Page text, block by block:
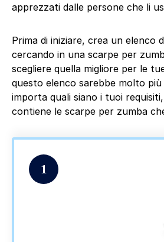
apprezzati dalle persone che li
Prima di iniziare, crea un elenco
cercando in una scarpe per
scegliere quella migliore per le
questo elenco sarebbe molto più
importa quali siano i tuoi
contiene le scarpe per zumba
1